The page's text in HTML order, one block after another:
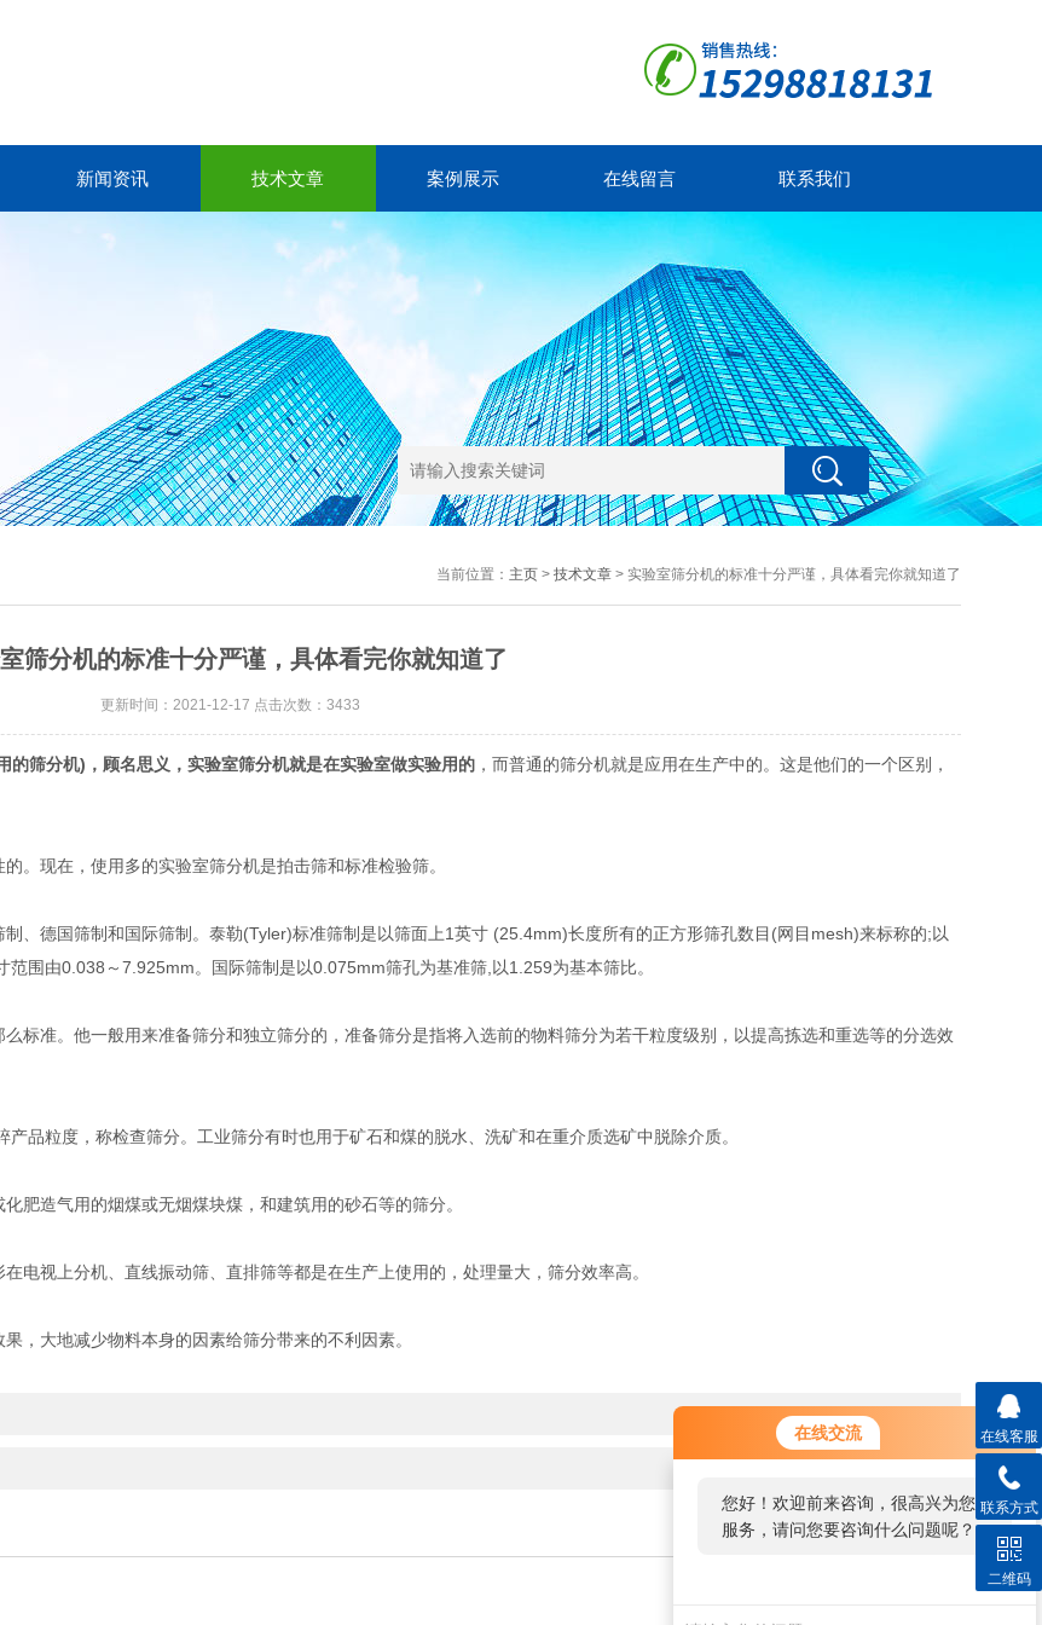
在线交流
您好！欢迎前来咨询，很高兴为您
服务，请问您要咨询什么问题呢？
新闻资讯 技术文章 案例展示 在线留言 联系我们
当前位置： 主页> 技术文章> 实验室筛分机的标准十分严谨，具体看完你就知道了
筛分机的标准十分严谨，具体看完你就知道了
更新时间：2021-12-17 点击次数：3433
的筛分机)，顾名思义，实验室筛分机就是在实验室做实验用的 ，而普通的筛分机就是应用在生产中的。这是他们的一个区别，
现在，使用多的实验室筛分机是拍击筛和标准检验筛。
德国筛制和国际筛制。泰勒(Tyler)标准筛制是以筛面上1英寸 (25.4mm)长度所有的正方形筛孔数目(网目mesh)来标称的;以
围由0.038～7.925mm。国际筛制是以0.075mm筛孔为基准筛,以1.259为基本筛比。
准。他一般用来准备筛分和独立筛分的，准备筛分是指将入选前的物料筛分为若干粒度级别，以提高拣选和重选等的分选效
粒度，称检查筛分。工业筛分有时也用于矿石和煤的脱水、洗矿和在重介质选矿中脱除介质。
造气用的烟煤或无烟煤块煤，和建筑用的砂石等的筛分。
视上分机、直线振动筛、直排筛等都是在生产上使用的，处理量大，筛分效率高。
大地减少物料本身的因素给筛分带来的不利因素。
在线客服
联系方式
二维码